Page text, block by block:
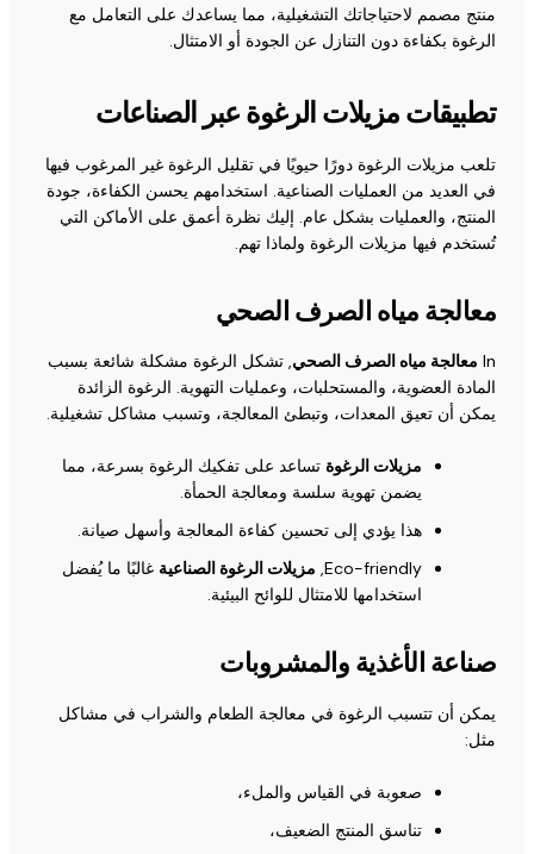
منتج مصمم لاحتياجاتك التشغيلية، مما يساعدك على التعامل مع
الرغوة بكفاءة دون التنازل عن الجودة أو الامتثال.
تطبيقات مزيلات الرغوة عبر الصناعات
تلعب مزيلات الرغوة دورًا حيويًا في تقليل الرغوة غير المرغوب فيها
في العديد من العمليات الصناعية. استخدامهم يحسن الكفاءة، جودة
المنتج، والعمليات بشكل عام. إليك نظرة أعمق على الأماكن التي
تُستخدم فيها مزيلات الرغوة ولماذا تهم.
معالجة مياه الصرف الصحي
In معالجة مياه الصرف الصحي, تشكل الرغوة مشكلة شائعة بسبب
المادة العضوية، والمستحلبات، وعمليات التهوية. الرغوة الزائدة
يمكن أن تعيق المعدات، وتبطئ المعالجة، وتسبب مشاكل تشغيلية.
مزيلات الرغوة تساعد على تفكيك الرغوة بسرعة، مما
يضمن تهوية سلسة ومعالجة الحمأة.
هذا يؤدي إلى تحسين كفاءة المعالجة وأسهل صيانة.
Eco-friendly, مزيلات الرغوة الصناعية غالبًا ما يُفضل
استخدامها للامتثال للوائح البيئية.
صناعة الأغذية والمشروبات
يمكن أن تتسبب الرغوة في معالجة الطعام والشراب في مشاكل
مثل:
صعوبة في القياس والملء،
تناسق المنتج الضعيف،